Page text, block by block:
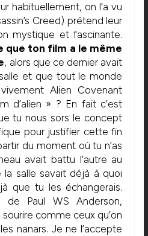
habituellement, on l’a vu
Creed) prétend leur
mystique et fascinante.
que ton film a le même
, alors que ce dernier avait
et que tout le monde
Alien Covenant
d’alien » ? En fait c’est
tu nous sors le concept
pour justifier cette fin
du moment où tu n’as
avait battu l’autre au
salle savait déjà à quoi
que tu les échangerais.
de Paul WS Anderson,
comme ceux qu’on
nanars. Je ne l’accepte